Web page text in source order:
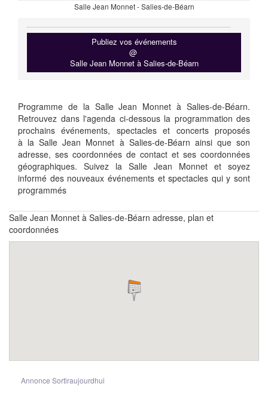
Salle Jean Monnet - Salies-de-Béarn
Publiez vos événements
@
Salle Jean Monnet à Salies-de-Béarn
Programme de la Salle Jean Monnet à Salies-de-Béarn.
Retrouvez dans l'agenda ci-dessous la programmation des
prochains événements, spectacles et concerts proposés
à la Salle Jean Monnet à Salies-de-Béarn ainsi que son
adresse, ses coordonnées de contact et ses coordonnées
géographiques. Suivez la Salle Jean Monnet et soyez
informé des nouveaux événements et spectacles qui y sont
programmés
Salle Jean Monnet à Salies-de-Béarn adresse, plan et
coordonnées
Annonce Sortiraujourdhui